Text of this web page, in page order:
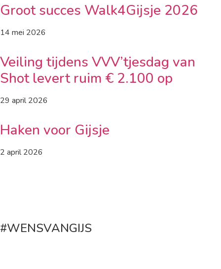
Groot succes Walk4Gijsje 2026
14 mei 2026
Veiling tijdens VVV’tjesdag van
Shot levert ruim € 2.100 op
29 april 2026
Haken voor Gijsje
2 april 2026
#WENSVANGIJS